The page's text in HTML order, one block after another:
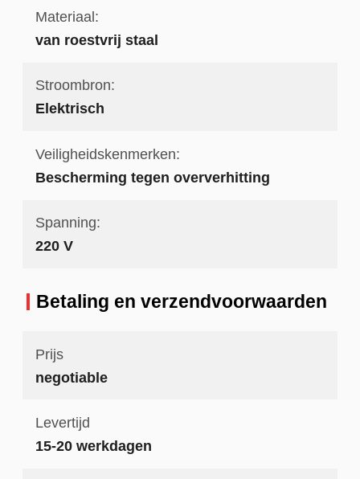
Materiaal:
van roestvrij staal
Stroombron:
Elektrisch
Veiligheidskenmerken:
Bescherming tegen oververhitting
Spanning:
220 V
Betaling en verzendvoorwaarden
Prijs
negotiable
Levertijd
15-20 werkdagen